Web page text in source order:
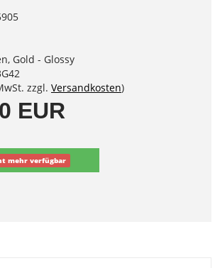
Gold - Glossy
zzgl. Versandkosten)
EUR
mehr verfügbar